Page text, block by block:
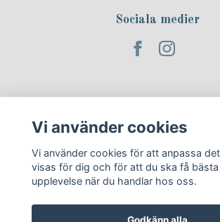
Sociala medier
Vi använder cookies
Vi använder cookies för att anpassa
visas för dig och för att du ska få bästa
upplevelse när du handlar hos oss.
Godkänn alla